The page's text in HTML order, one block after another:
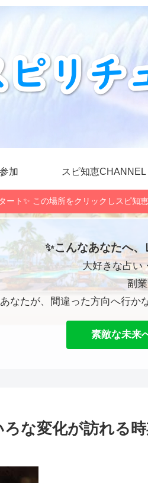
加 スピ知恵CHANNEL
ート✨ この場所をクリックしスピ知
✨こんなあなたへ
大好きな占い
副
なたが、間違った方向へ行か
素敵な未来
な変化が訪れる